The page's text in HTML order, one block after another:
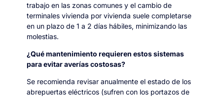
trabajo en las zonas comunes y el cambio de
terminales vivienda por vivienda suele completarse
en un plazo de 1 a 2 días hábiles, minimizando las
molestias.
¿Qué mantenimiento requieren estos sistemas
para evitar averías costosas?
Se recomienda revisar anualmente el estado de los
abrepuertas eléctricos (sufren con los portazos de